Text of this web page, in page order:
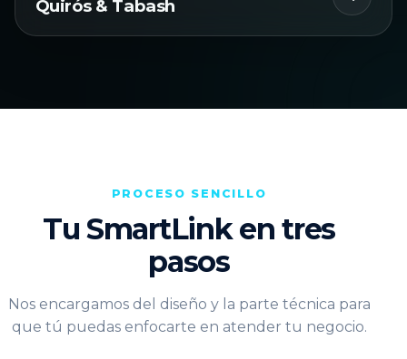
Quirós & Tabash
PROCESO SENCILLO
Tu SmartLink en tres
pasos
Nos encargamos del diseño y la parte técnica para
que tú puedas enfocarte en atender tu negocio.